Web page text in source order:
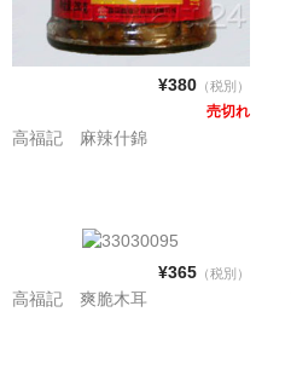
野菜＆果物
乾物
ピータン・塩漬け卵
¥380（税別）
売切れ
高福記 麻辣什錦
¥365（税別）
高福記 爽脆木耳